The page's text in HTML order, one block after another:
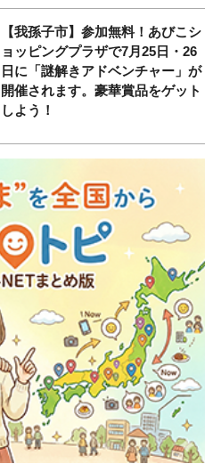
​【我孫子市】参加無料！あびこシ
ョッピングプラザで7月25日・26
日に「謎解きアドベンチャー」が
開催されます。豪華賞品をゲット
しよう！